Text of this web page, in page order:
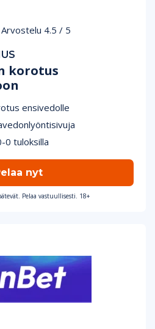
Arvostelu 4.5 / 5
korotus
ensivedolle
0 tuloksilla
nyt
Pelaa vastuullisesti. 18+